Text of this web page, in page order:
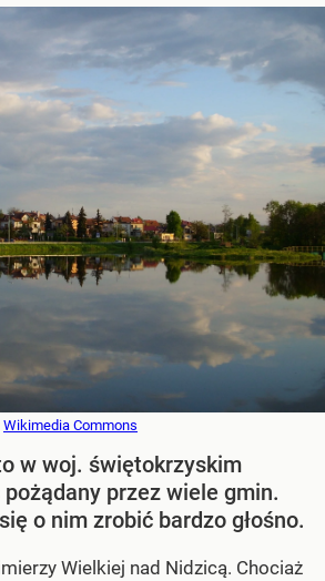
Wikimedia Commons
w woj. świętokrzyskim
przez wiele gmin.
o nim zrobić bardzo głośno.
Wielkiej nad Nidzicą. Chociaż